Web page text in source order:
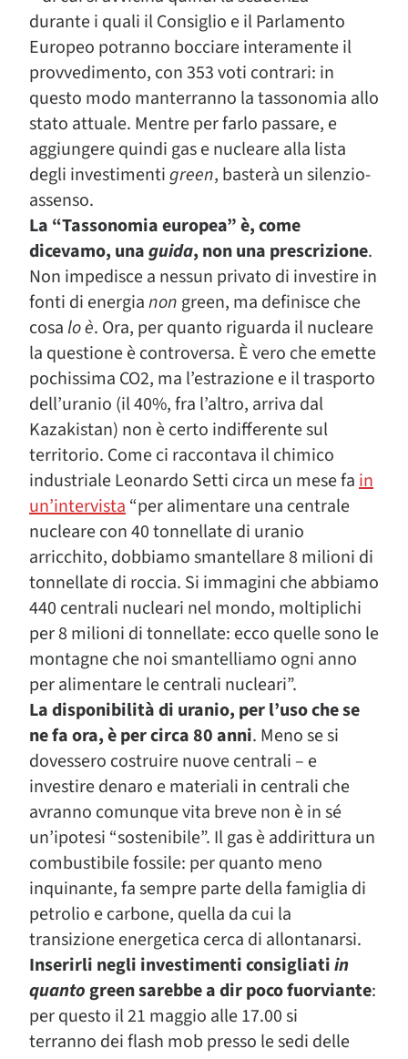
durante i quali il Consiglio e il Parlamento
Europeo potranno bocciare interamente il
provvedimento, con 353 voti contrari: in
questo modo manterranno la tassonomia allo
stato attuale. Mentre per farlo passare, e
aggiungere quindi gas e nucleare alla lista
degli investimentigreen, basterà un silenzio-
assenso.
La “Tassonomia europea” è, come
dicevamo, unaguida, non una prescrizione.
Non impedisce a nessun privato di investire in
fonti di energianon green, ma definisce che
cosa lo è. Ora, per quanto riguarda il nucleare
la questione è controversa. È vero che emette
pochissima CO2, ma l’estrazione e il trasporto
dell’uranio (il 40%, fra l’altro, arriva dal
Kazakistan) non è certo indifferente sul
territorio. Come ci raccontava il chimico
industriale Leonardo Setti circa un mese fain
un’intervista“per alimentare una centrale
nucleare con 40 tonnellate di uranio
arricchito, dobbiamo smantellare 8 milioni di
tonnellate di roccia. Si immagini che abbiamo
440 centrali nucleari nel mondo, moltiplichi
per 8 milioni di tonnellate: ecco quelle sono le
montagne che noi smantelliamo ogni anno
per alimentare le centrali nucleari”.
La disponibilità di uranio, per l’uso che se
ne fa ora, è per circa 80 anni. Meno se si
dovessero costruire nuove centrali – e
investire denaro e materiali in centrali che
avranno comunque vita breve non è in sé
un’ipotesi “sostenibile”. Il gas è addirittura un
combustibile fossile: per quanto meno
inquinante, fa sempre parte della famiglia di
petrolio e carbone, quella da cui la
transizione energetica cerca di allontanarsi.
Inserirli negli investimenti consigliatiin
quantogreen sarebbe a dir poco fuorviante:
per questo il 21 maggio alle 17.00 si
terranno dei flash mob presso le sedi delle